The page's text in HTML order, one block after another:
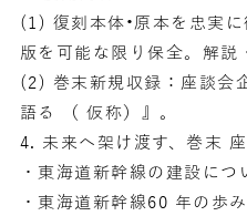
(1) 復刻本体•原本を忠実に
版を可能な限り保全。解説
(2) 巻末新規収録：座談会
語る （ 仮称）』。
4. 未来へ架け渡す、巻末
・東海道新幹線の建設につ
・東海道新幹線60 年の歩